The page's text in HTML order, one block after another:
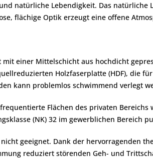
natürliche Lebendigkeit. Das
flächige Optik erzeugt eine offene
einer Mittelschicht aus hochdicht
Holzfaserplatte (HDF), die
kann problemlos schwimmend verlegt
Flächen des privaten
(NK) 32 im gewerblichen Bereich
geeignet. Dank der hervorragenden
reduziert störenden Geh- und